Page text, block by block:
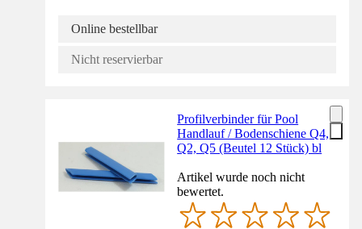
Online bestellbar
Nicht reservierbar
Profilverbinder für Pool
Handlauf / Bodenschiene Q4,
Q2, Q5 (Beutel 12 Stück) bl
Artikel wurde noch nicht
bewertet.